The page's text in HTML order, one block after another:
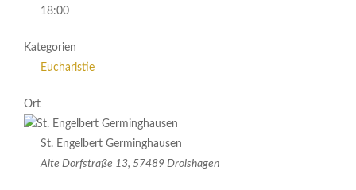
18:00
Kategorien
Eucharistie
Ort
St. Engelbert Germinghausen
Alte Dorfstraße 13, 57489 Drolshagen